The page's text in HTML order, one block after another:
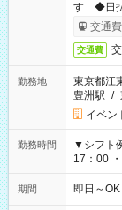
す ◆日払
も異なり
交通
交通費
勤務地
東京都江
豊洲駅 /
イベン
勤務時間
▼シフト
17：00 ・
仕事によ
期間 即日～